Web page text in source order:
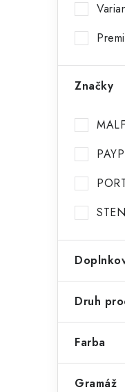
Značky
Druh
Farba
Gramáž